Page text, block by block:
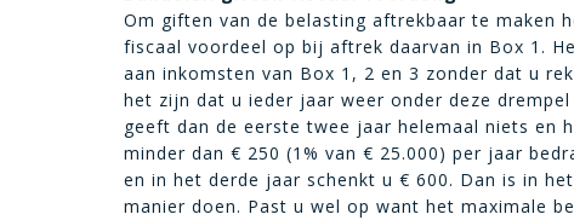
Om giften van de belasting aftrekbaar te maken
fiscaal voordeel op bij aftrek daarvan in Box 1.
aan inkomsten van Box 1, 2 en 3 zonder dat u
het zijn dat u ieder jaar weer onder deze
geeft dan de eerste twee jaar helemaal niets en
minder dan € 250 (1% van € 25.000) per jaar
en in het derde jaar schenkt u € 600. Dan is in
manier doen. Past u wel op want het maximale